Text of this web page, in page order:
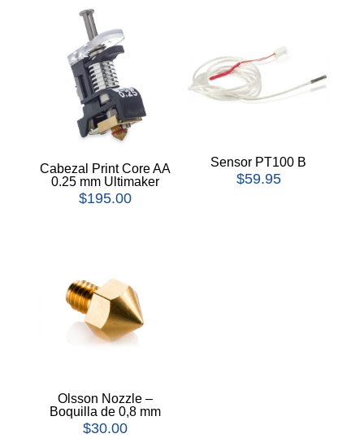
Cabezal Print Core AA
0.25 mm Ultimaker
$195.00
Sensor PT100 B
$59.95
Olsson Nozzle –
Boquilla de 0,8 mm
$30.00